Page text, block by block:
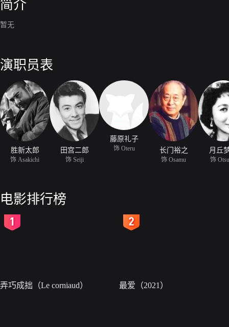
简介
暂无
演职员表
胜新太郎
饰 Asakichi
田宫二郎
饰 Seiji
藤原礼子
饰 Oteru 长门裕之
饰 Osamu
月丘
饰
电影排行榜
弄巧成拙（Le corniaud） 最爱（2021）